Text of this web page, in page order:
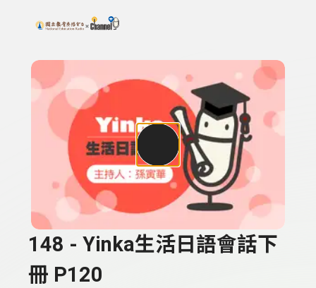
上方功能區塊
搜尋關鍵字：可輸入節目名稱、主持人或關鍵字
148 - Yinka生活日語會話下
冊 P120